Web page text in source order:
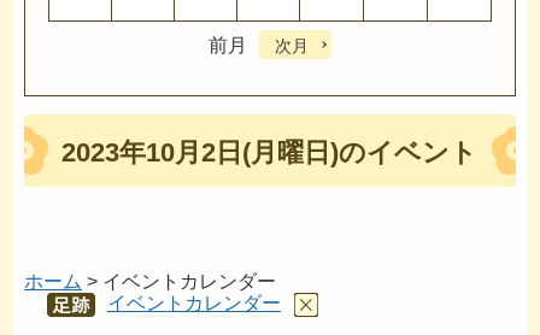
前月 次月
2023年10月2日(月曜日)のイベント
ホーム > イベントカレンダー
あし
イベントカレンダー